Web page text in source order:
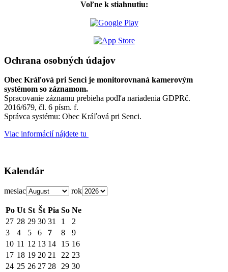
Voľne k stiahnutiu:
Ochrana osobných údajov
Obec Kráľová pri Senci je monitorovnaná kamerovým
systémom so záznamom.
Spracovanie záznamu prebieha podľa nariadenia GDPRč.
2016/679, čl. 6 písm. f.
Správca systému: Obec Kráľová pri Senci.
Viac informácií nájdete tu
Kalendár
mesiac rok
Po Ut St Št Pia So Ne
27 28 29 30 31 1
2
3
4 5 6 7 8
9
10 11 12 13 14 15 16
17 18 19 20 21 22 23
24 25 26 27 28 29 30